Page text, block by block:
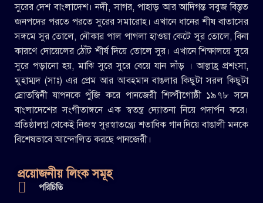
সুরের দেশ বাংলাদেশ। নদী, সাগর, পাহাড় আর আদিগন্ত সবুজ বিস্তৃত
জনপদের পরতে পরতে সুরের সমারোহ। এখানে ধানের শীষ বাতাসের
সঙ্গমে সুর তোলে, নৌকার পাল পাগলা হাওয়া কেটে সুর তোলে, বিনা
কারণে দোয়েলের ঠোঁট শীর্ষ দিয়ে তোলে সুর। এখানে শিক্ষালয়ে সুরে
সুরে পড়ানো হয়, মাঝি সুরে সুরে বেয়ে যান দাঁড় । আল্লাহ্র প্রশংসা,
মুহাম্মদ (সাঃ) এর প্রেম আর আবহমান বাঙলার কিছুটা সরল কিছুটা
স্রোতস্বিনী যাপনকে পুঁজি করে পানজেরী শিল্পীগোষ্ঠী ১৯৭৮ সনে
বাংলাদেশের সংগীতাঙ্গনে এক স্বতন্ত্র দ্যোতনা নিয়ে পদার্পন করে।
প্রতিষ্ঠালগ্ন থেকেই নিজস্ব সুরস্বাতন্ত্র্যে শতাধিক গান দিয়ে বাঙালী মনকে
বিশেষভাবে আন্দোলিত করছে পানজেরী।
প্রয়োজনীয় লিংক সমূহ
পরিচিতি